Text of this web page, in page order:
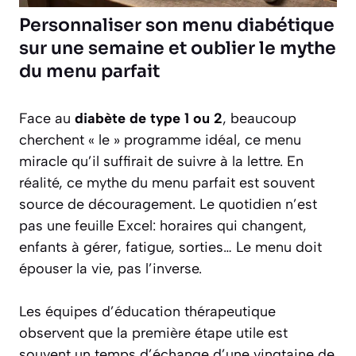
Personnaliser son menu diabétique
sur une semaine et oublier le mythe
du menu parfait
Face au diabète de type 1 ou 2, beaucoup
cherchent « le » programme idéal, ce menu
miracle qu’il suffirait de suivre à la lettre. En
réalité, ce mythe du menu parfait est souvent
source de découragement. Le quotidien n’est
pas une feuille Excel: horaires qui changent,
enfants à gérer, fatigue, sorties… Le menu doit
épouser la vie, pas l’inverse.
Les équipes d’éducation thérapeutique
observent que la première étape utile est